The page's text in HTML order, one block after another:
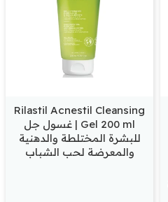
Rilastil Acnestil Cleansing
Gel 200 ml | غسول جل
للبشرة المختلطة والدهنية
والمعرضة لحب الشباب